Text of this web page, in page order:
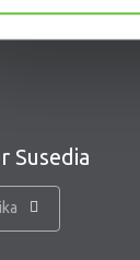
Susedia